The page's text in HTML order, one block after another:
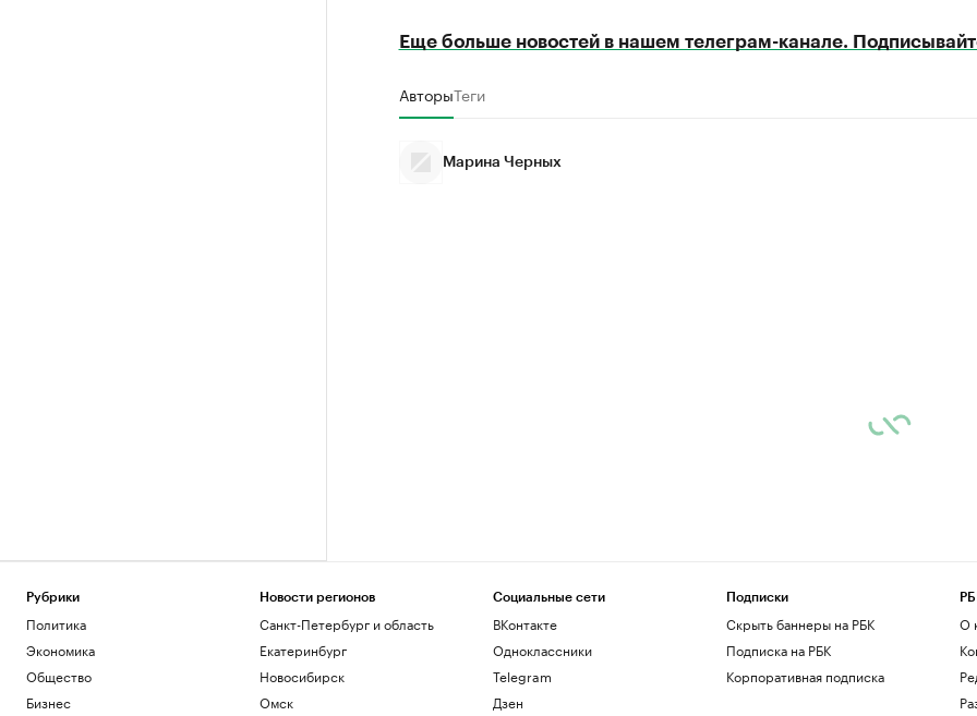
Еще больше новостей в нашем телеграм-канале.
АвторыТеги
Марина Черных
Рубрики
Политика
Экономика
Общество
Бизнес
Новости регионов
Санкт-Петербург и область
Екатеринбург
Новосибирск
Омск
Социальные сети
ВКонтакте
Одноклассники
Telegram
Дзен
Подписки
Скрыть баннеры на РБК
Подписка на РБК
Корпоративная подписка
О